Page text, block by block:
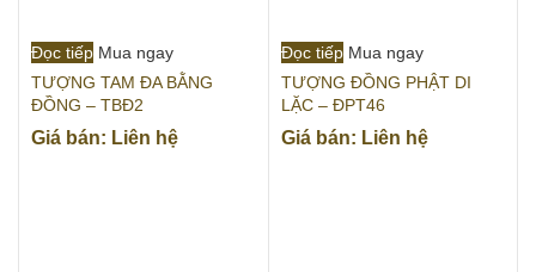
Đọc tiếp Mua ngay
TƯỢNG TAM ĐA BẰNG
ĐỒNG – TBĐ2
Giá bán: Liên hệ
Đọc tiếp Mua ngay
TƯỢNG ĐỒNG PHẬT DI
LẶC – ĐPT46
Giá bán: Liên hệ